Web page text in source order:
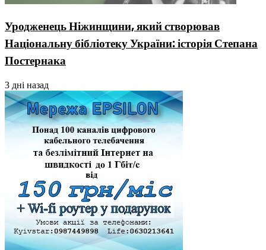
Уродженець Ніжинщини, який створював
Національну бібліотеку України: історія Степана
Постернака
3 дні назад